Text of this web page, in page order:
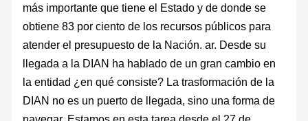
más importante que tiene el Estado y de donde se
obtiene 83 por ciento de los re­cursos públicos para
atender el presupuesto de la Nación. ar. Desde su
llegada a la DIAN ha habla­do de un gran cambio en
la entidad ¿en qué consiste? La trasformación de la
DIAN no es un puer­to de llegada, sino una forma de